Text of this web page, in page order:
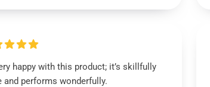
happy with this product; it’s skillfully
and performs wonderfully.